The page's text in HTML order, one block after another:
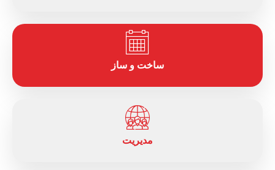
ساخت و ساز
مدیریت